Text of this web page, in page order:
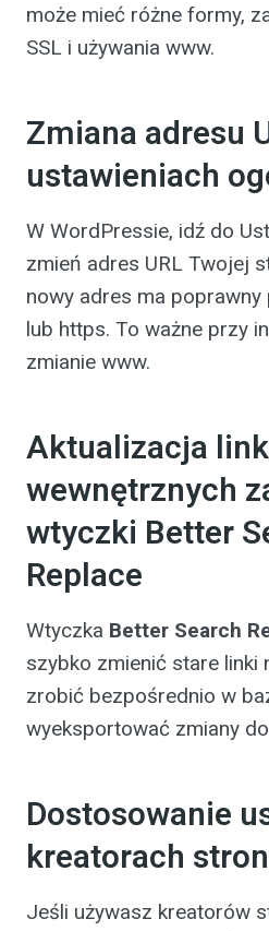
może mieć różne formy,
SSL i używania www.
Zmiana adresu
ustawieniach
W WordPressie, idź do
zmień adres URL Twojej
nowy adres ma
lub https. To ważne przy
zmianie www.
Aktualizacja
wewnętrznych
wtyczki Better
Replace
Wtyczka Better Search
szybko zmienić stare linki
zrobić bezpośrednio w
wyeksportować zmiany
Dostosowanie
kreatorach stron
Jeśli używasz kreatorów